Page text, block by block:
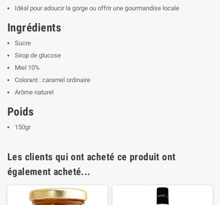
Idéal pour adoucir la gorge ou offrir une gourmandise locale
Ingrédients
Sucre
Sirop de glucose
Miel 10%
Colorant : caramel ordinaire
Arôme naturel
Poids
150gr
Les clients qui ont acheté ce produit ont
également acheté...